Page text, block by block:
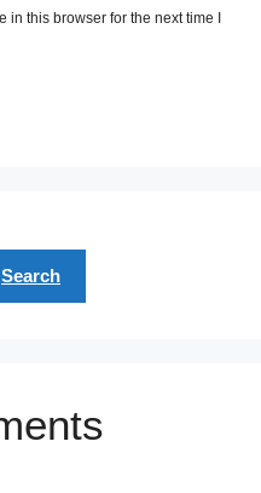
in this browser for the next time I
Search